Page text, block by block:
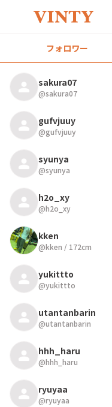
フォロワー
sakura07
@sakura07
gufvjuuy
@gufvjuuy
syunya
@syunya
h2o_xy
@h2o_xy
kken
@kken / 172cm
yukittto
@yukittto
utantanbarin
@utantanbarin
hhh_haru
@hhh_haru
ryuyaa
@ryuyaa